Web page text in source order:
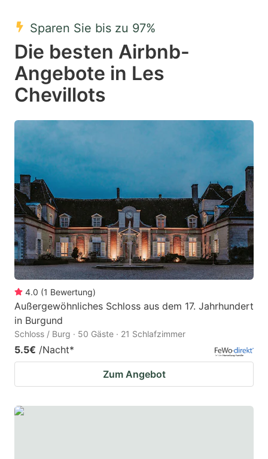
key
to
get
the
keyboard
shortcuts
for
changing
dates.
to
shortcuts
changing
Sparen Sie bis zu 97%
Die besten Airbnb-
Angebote in Les
Chevillots
4.0 (1 Bewertung)
Außergewöhnliches Schloss aus dem 17. Jahrhundert
in Burgund
Schloss / Burg · 50 Gäste · 21 Schlafzimmer
5.5€ /Nacht*
Zum Angebot